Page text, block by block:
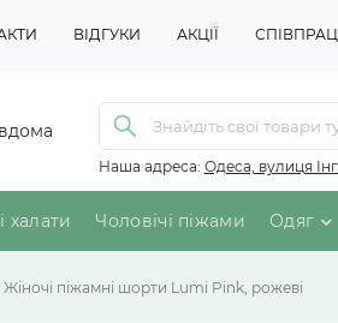
ВІДГУКИ АКЦІЇ
Наша адреса: Одеса, вулиця
халати Чоловічі піжами Одяг
Жіночі піжамні шорти Lumi Pink, рожеві